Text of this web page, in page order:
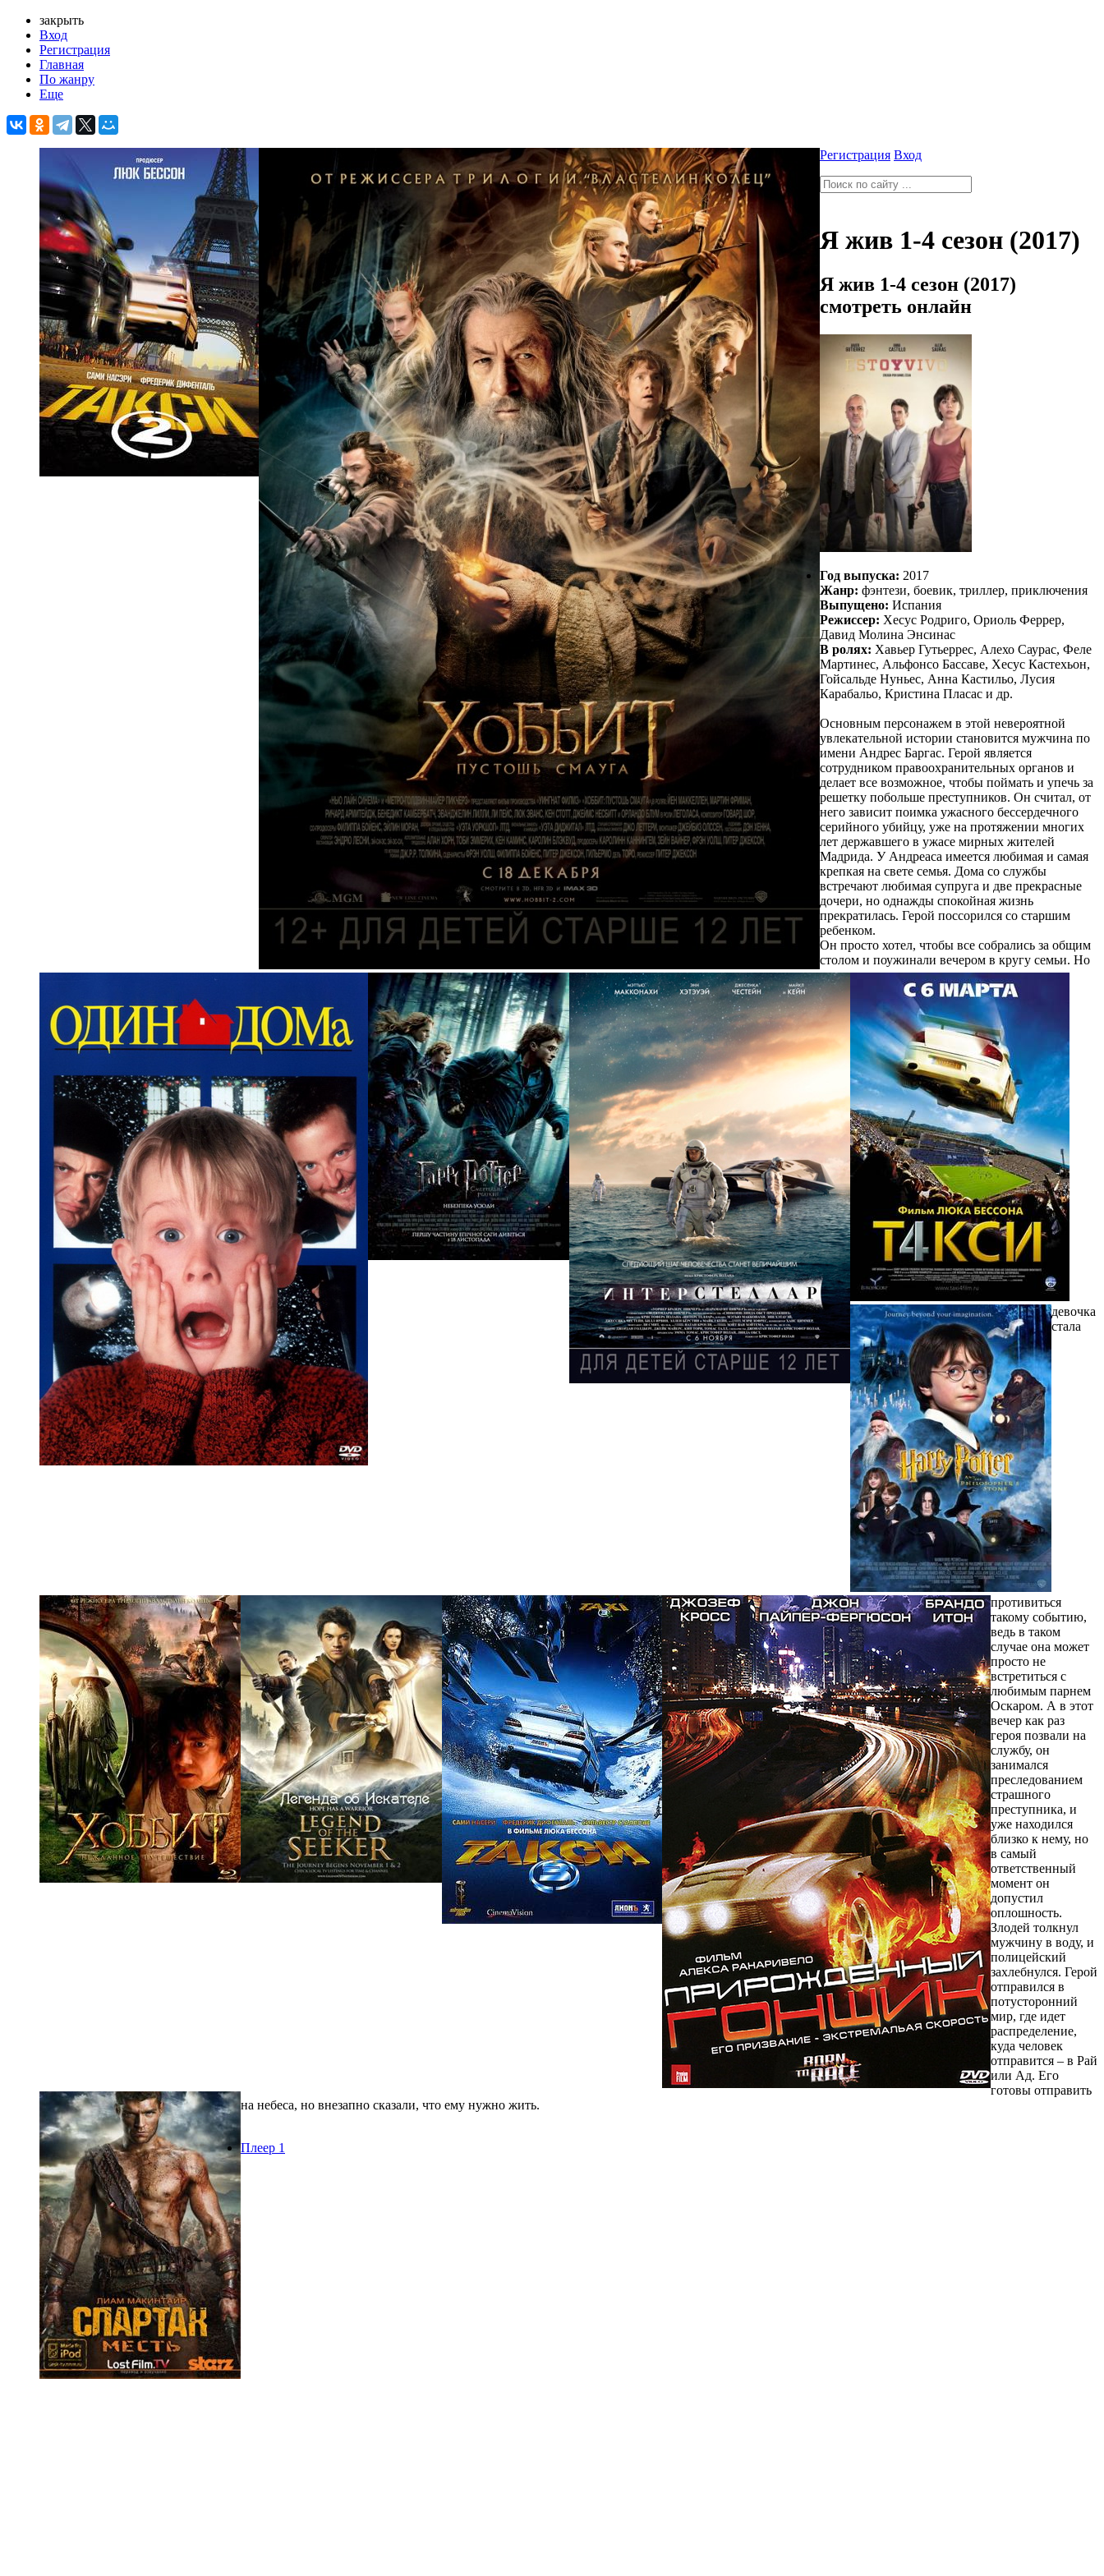
закрыть
Вход
Регистрация
Главная
По жанру
Еще
Регистрация Вход
Я жив 1-4 сезон (2017)
Я жив 1-4 сезон (2017)
смотреть онлайн
Год выпуска: 2017
Жанр: фэнтези, боевик, триллер, приключения
Выпущено: Испания
Режиссер: Хесус Родриго, Ориоль Феррер,
Давид Молина Энсинас
В ролях: Хавьер Гутьеррес, Алехо Саурас, Феле
Мартинес, Альфонсо Бассаве, Хесус Кастехьон,
Гойсальде Нуньес, Анна Кастильо, Лусия
Карабальо, Кристина Пласас и др.
Основным персонажем в этой невероятной
увлекательной истории становится мужчина по
имени Андрес Баргас. Герой является
сотрудником правоохранительных органов и
делает все возможное, чтобы поймать и упечь за
решетку побольше преступников. Он считал, от
него зависит поимка ужасного бессердечного
серийного убийцу, уже на протяжении многих
лет державшего в ужасе мирных жителей
Мадрида. У Андреаса имеется любимая и самая
крепкая на свете семья. Дома со службы
встречают любимая супруга и две прекрасные
дочери, но однажды спокойная жизнь
прекратилась. Герой поссорился со старшим
ребенком.
Он просто хотел, чтобы все собрались за общим
столом и поужинали вечером в кругу семьи. Но
девочка
стала
противиться
такому событию,
ведь в таком
случае она может
просто не
встретиться с
любимым парнем
Оскаром. А в этот
вечер как раз
героя позвали на
службу, он
занимался
преследованием
страшного
преступника, и
уже находился
близко к нему, но
в самый
ответственный
момент он
допустил
оплошность.
Злодей толкнул
мужчину в воду, и
полицейский
захлебнулся. Герой
отправился в
потусторонний
мир, где идет
распределение,
куда человек
отправится – в Рай
или Ад. Его
готовы отправить
на небеса, но внезапно сказали, что ему нужно жить.
Плеер 1